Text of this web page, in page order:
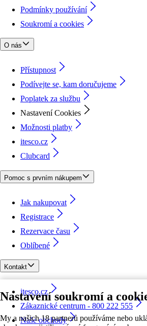
Nastavení soukromí a
My a našich 18 partnerů používáme nebo
Podmínky používání
Soukromí a cookies
O nás
Přístupnost
Podívejte se, kam doručujeme
Poplatek za službu
Nastavení Cookies
Možnosti platby
itesco.cz
Clubcard
Pomoc s prvním nákupem
Jak nakupovat
Registrace
Rezervace času
Oblíbené
Kontakt
itesco.cz
Zákaznické centrum - 800 222 555
Naše obchody